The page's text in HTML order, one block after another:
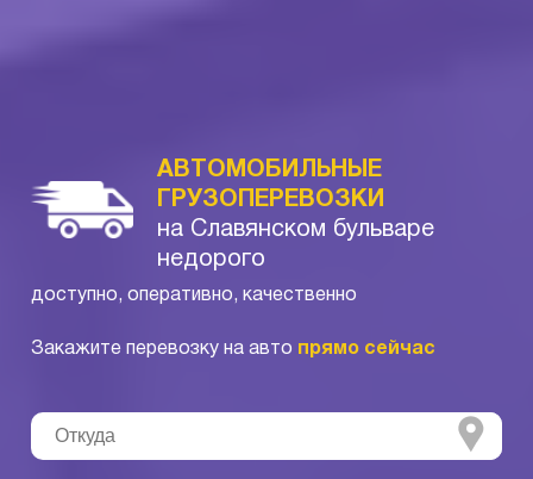
АВТОМОБИЛЬНЫЕ
ГРУЗОПЕРЕВОЗКИ
на Славянском бульваре
недорого
доступно, оперативно, качественно
Закажите перевозку на авто прямо сейчас